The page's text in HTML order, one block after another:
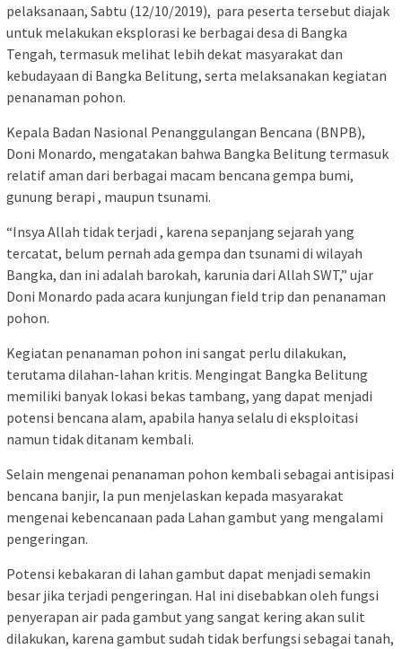
pelaksanaan, Sabtu (12/10/2019), para peserta tersebut diajak
untuk melakukan eksplorasi ke berbagai desa di Bangka
Tengah, termasuk melihat lebih dekat masyarakat dan
kebudayaan di Bangka Belitung, serta melaksanakan kegiatan
penanaman pohon.
Kepala Badan Nasional Penanggulangan Bencana (BNPB),
Doni Monardo, mengatakan bahwa Bangka Belitung termasuk
relatif aman dari berbagai macam bencana gempa bumi,
gunung berapi , maupun tsunami.
“Insya Allah tidak terjadi , karena sepanjang sejarah yang
tercatat, belum pernah ada gempa dan tsunami di wilayah
Bangka, dan ini adalah barokah, karunia dari Allah SWT,” ujar
Doni Monardo pada acara kunjungan field trip dan penanaman
pohon.
Kegiatan penanaman pohon ini sangat perlu dilakukan,
terutama dilahan-lahan kritis. Mengingat Bangka Belitung
memiliki banyak lokasi bekas tambang, yang dapat menjadi
potensi bencana alam, apabila hanya selalu di eksploitasi
namun tidak ditanam kembali.
Selain mengenai penanaman pohon kembali sebagai antisipasi
bencana banjir, Ia pun menjelaskan kepada masyarakat
mengenai kebencanaan pada Lahan gambut yang mengalami
pengeringan.
Potensi kebakaran di lahan gambut dapat menjadi semakin
besar jika terjadi pengeringan. Hal ini disebabkan oleh fungsi
penyerapan air pada gambut yang sangat kering akan sulit
dilakukan, karena gambut sudah tidak berfungsi sebagai tanah,